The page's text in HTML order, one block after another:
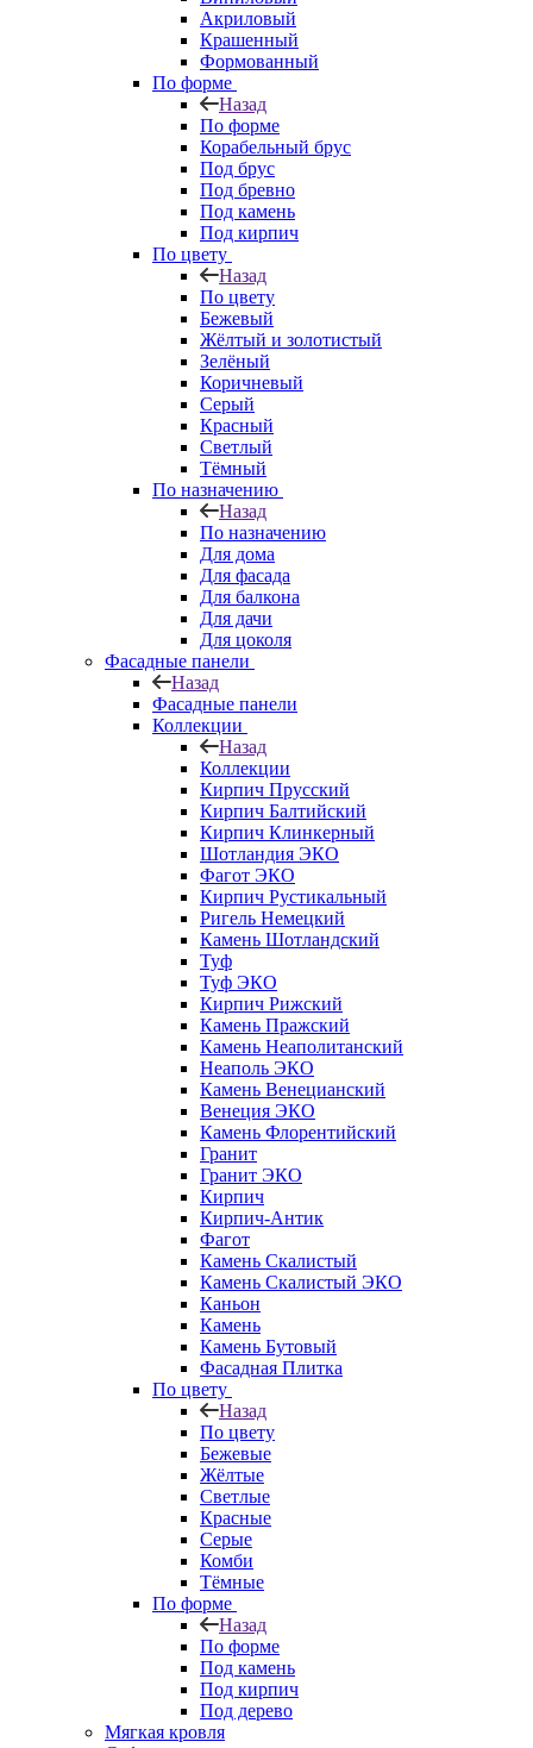
Акриловый
Крашенный
Формованный
По форме
Назад
По форме
Корабельный брус
Под брус
Под бревно
Под камень
Под кирпич
По цвету
Назад
По цвету
Бежевый
Жёлтый и золотистый
Зелёный
Коричневый
Серый
Красный
Светлый
Тёмный
По назначению
Назад
По назначению
Для дома
Для фасада
Для балкона
Для дачи
Для цоколя
Фасадные панели
Назад
Фасадные панели
Коллекции
Назад
Коллекции
Кирпич Прусский
Кирпич Балтийский
Кирпич Клинкерный
Шотландия ЭКО
Фагот ЭКО
Кирпич Рустикальный
Ригель Немецкий
Камень Шотландский
Туф
Туф ЭКО
Кирпич Рижский
Камень Пражский
Камень Неаполитанский
Неаполь ЭКО
Камень Венецианский
Венеция ЭКО
Камень Флорентийский
Гранит
Гранит ЭКО
Кирпич
Кирпич-Антик
Фагот
Камень Скалистый
Камень Скалистый ЭКО
Каньон
Камень
Камень Бутовый
Фасадная Плитка
По цвету
Назад
По цвету
Бежевые
Жёлтые
Светлые
Красные
Серые
Комби
Тёмные
По форме
Назад
По форме
Под камень
Под кирпич
Под дерево
Мягкая кровля